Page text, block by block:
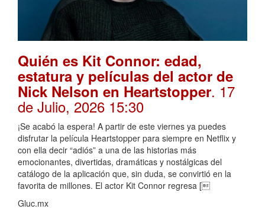
Quién es Kit Connor: edad,
estatura y películas del actor de
Nick Nelson en Heartstopper. 17
de Julio, 2026 15:30
¡Se acabó la espera! A partir de este viernes ya puedes
disfrutar la película Heartstopper para siempre en Netflix y
con ella decir “adiós” a una de las historias más
emocionantes, divertidas, dramáticas y nostálgicas del
catálogo de la aplicación que, sin duda, se convirtió en la
favorita de millones. El actor Kit Connor regresa [
Gluc.mx